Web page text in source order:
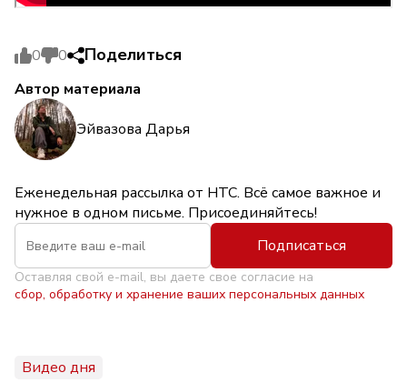
0 0 Поделиться
Автор материала
Эйвазова Дарья
Еженедельная рассылка от НТС. Всё самое важное и
нужное в одном письме. Присоединяйтесь!
Подписаться
Оставляя свой e-mail, вы даете свое согласие на
сбор, обработку и хранение ваших персональных данных
Видео дня